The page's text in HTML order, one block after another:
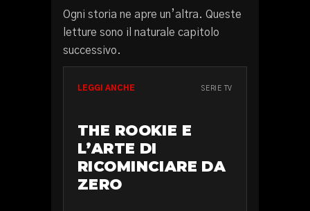
Ogni storia ne apre un’altra. Queste
letture sono il naturale capitolo
successivo.
LEGGI ANCHE SERIE TV
THE ROOKIE E
L’ARTE DI
RICOMINCIARE DA
ZERO